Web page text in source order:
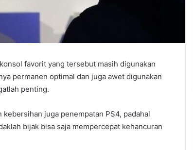
favorit yang tersebut masih digunakan
permanen optimal dan juga awet digunakan
penting.
juga penempatan PS4, padahal
bijak bisa saja mempercepat kehancuran